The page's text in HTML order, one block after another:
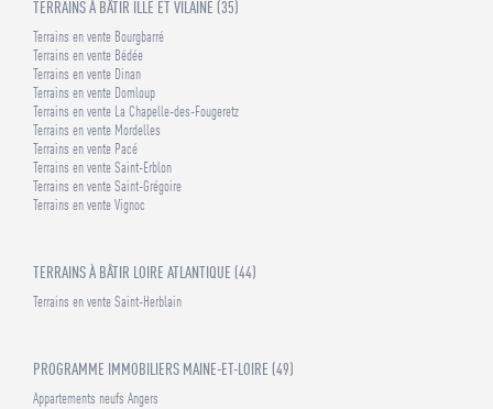
TERRAINS À BÂTIR ILLE ET VILAINE (35)
Terrains en vente Bourgbarré
Terrains en vente Bédée
Terrains en vente Dinan
Terrains en vente Domloup
Terrains en vente La Chapelle-des-Fougeretz
Terrains en vente Mordelles
Terrains en vente Pacé
Terrains en vente Saint-Erblon
Terrains en vente Saint-Grégoire
Terrains en vente Vignoc
TERRAINS À BÂTIR LOIRE ATLANTIQUE (44)
Terrains en vente Saint-Herblain
PROGRAMME IMMOBILIERS MAINE-ET-LOIRE (49)
Appartements neufs Angers